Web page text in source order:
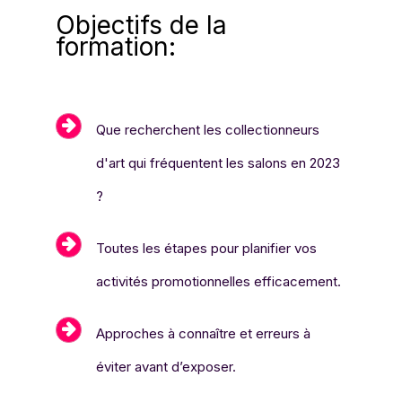
Objectifs de la
formation:
Que recherchent les collectionneurs
d'art qui fréquentent les salons en 2023
?
Toutes les étapes pour planifier vos
activités promotionnelles efficacement.
Approches à connaître et erreurs à
éviter avant d’exposer.